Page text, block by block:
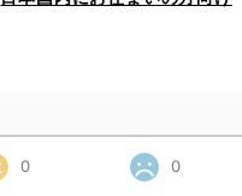
0 0